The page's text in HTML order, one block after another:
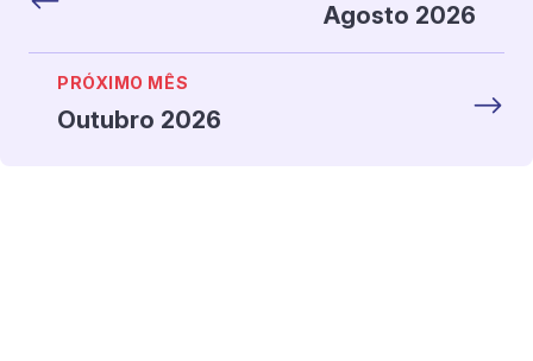
Agosto 2026
PRÓXIMO MÊS
Outubro 2026